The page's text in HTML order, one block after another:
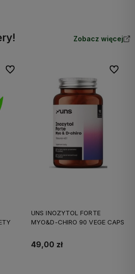
Zobacz więcej
Do ulubionych
UNS INOZYTOL FORTE
MYO&D-CHIRO 90 VEGE CAPS
49,00 zł
Do